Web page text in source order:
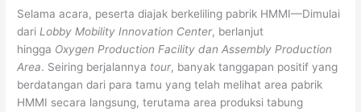
Selama acara, peserta diajak berkeliling pabrik HMMI—Dimulai
dari Lobby Mobility Innovation Center, berlanjut
hingga Oxygen Production Facility dan Assembly Production
Area. Seiring berjalannya tour, banyak tanggapan positif yang
berdatangan dari para tamu yang telah melihat area pabrik
HMMI secara langsung, terutama area produksi tabung